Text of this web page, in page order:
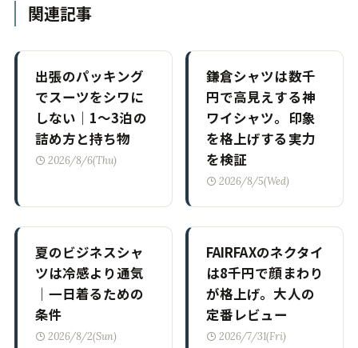
関連記事
出張のパッキング
でスーツをシワに
しない｜1〜3泊の
詰め方と持ち物
2026/8/6(Thu)
鎌倉シャツは数千
円で高見えする神
ワイシャツ。印象
を格上げする実力
を検証
2026/8/5(Wed)
夏のビジネスシャ
ツは冷感より通気
｜一日着るための
条件
2026/8/2(Sun)
FAIRFAXのネクタイ
は8千円で顔まわり
が格上げ。大人の
定番レビュー
2026/7/31(Fri)